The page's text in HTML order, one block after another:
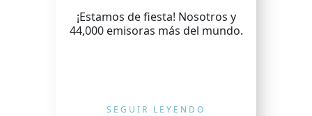
¡Estamos de fiesta! Nosotros y
44,000 emisoras más del mundo.
SEGUIR LEYENDO